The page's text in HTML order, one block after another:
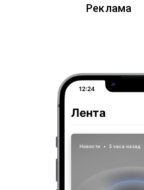
Реклама
12:24
Лента
Новости • 3 часа назад